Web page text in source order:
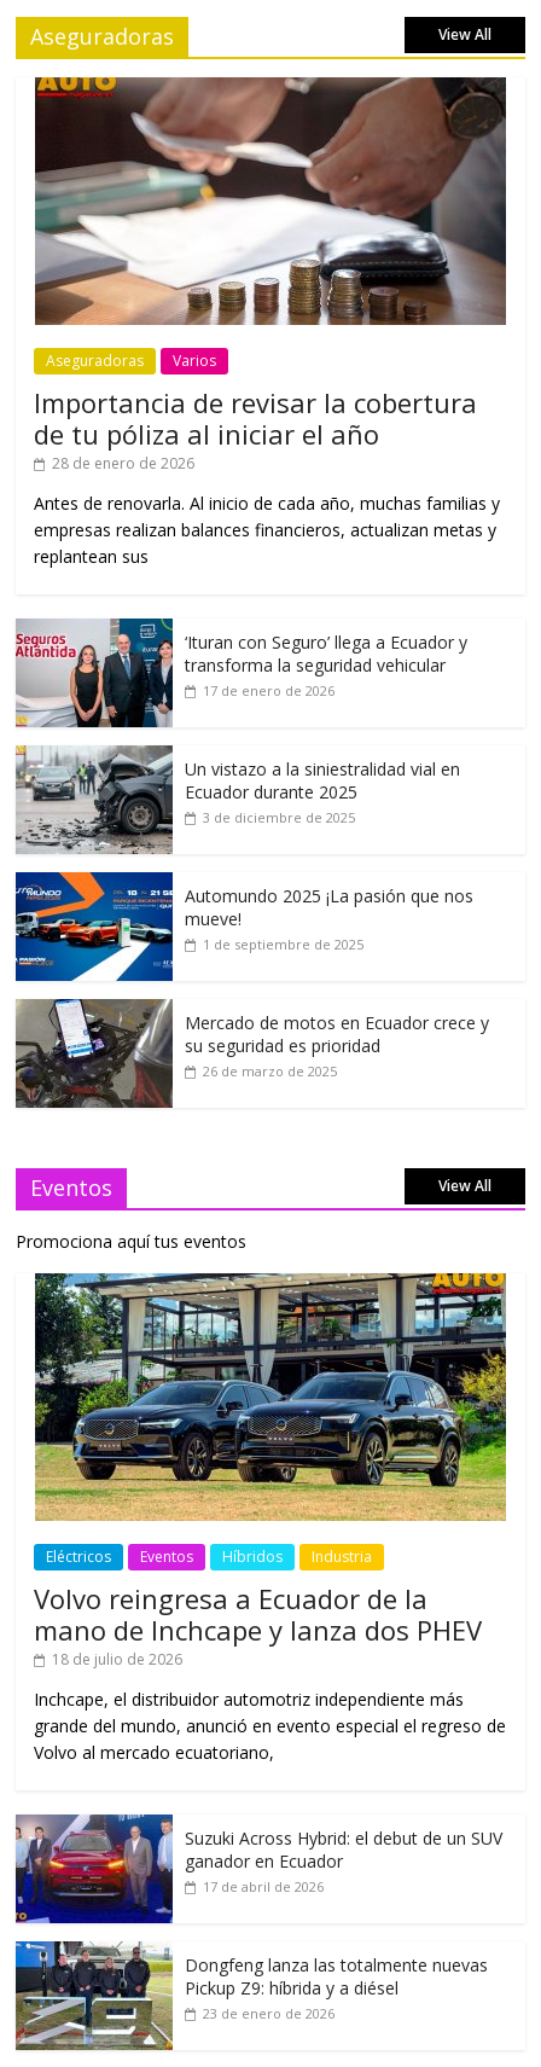
Aseguradoras View All
Aseguradoras Varios
Importancia de revisar la cobertura
de tu póliza al iniciar el año
28 de enero de 2026
Antes de renovarla. Al inicio de cada año, muchas familias y
empresas realizan balances financieros, actualizan metas y
replantean sus
‘Ituran con Seguro’ llega a Ecuador y
transforma la seguridad vehicular
17 de enero de 2026
Un vistazo a la siniestralidad vial en
Ecuador durante 2025
3 de diciembre de 2025
Automundo 2025 ¡La pasión que nos
mueve!
1 de septiembre de 2025
Mercado de motos en Ecuador crece y
su seguridad es prioridad
26 de marzo de 2025
Eventos View All
Promociona aquí tus eventos
Eléctricos Eventos Híbridos Industria
Volvo reingresa a Ecuador de la
mano de Inchcape y lanza dos PHEV
18 de julio de 2026
Inchcape, el distribuidor automotriz independiente más
grande del mundo, anunció en evento especial el regreso de
Volvo al mercado ecuatoriano,
Suzuki Across Hybrid: el debut de un SUV
ganador en Ecuador
17 de abril de 2026
Dongfeng lanza las totalmente nuevas
Pickup Z9: híbrida y a diésel
23 de enero de 2026